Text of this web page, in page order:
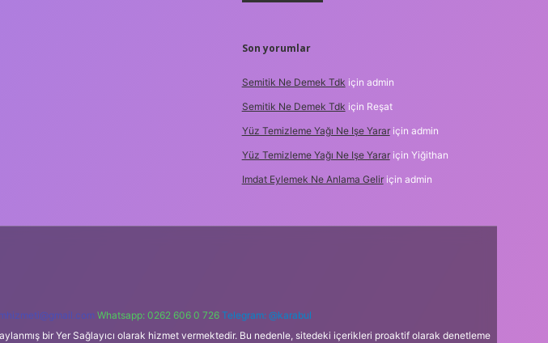
Son yorumlar
Semitik Ne Demek Tdk için admin
Semitik Ne Demek Tdk için Reşat
Yüz Temizleme Yağı Ne Işe Yarariçin admin
Yüz Temizleme Yağı Ne Işe Yarariçin Yiğithan
Imdat Eylemek Ne Anlama Geliriçin admin
Whatsapp: 0262 606 0 726 Telegram: @karabul
bir Yer Sağlayıcı olarak hizmet vermektedir. Bu nedenle, sitedeki içerikleri proaktif olarak denetleme